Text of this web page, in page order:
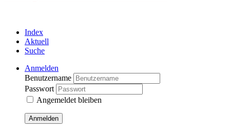
Index
Aktuell
Suche
Anmelden
Benutzername
Passwort
Angemeldet bleiben
Anmelden